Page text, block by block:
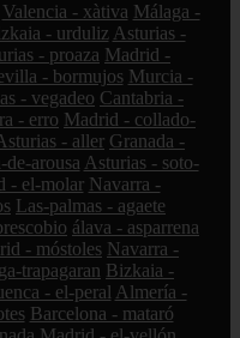
Valencia - xàtiva Málaga -
- urduliz Asturias -
- proaza Madrid -
- bormujos Murcia -
- vegadeo Cantabria -
- erro Madrid - collado-
- aller Granada -
arousa Asturias - soto-
- el-molar Navarra -
Las-palmas - agaete
álava - asparrena
- móstoles Navarra -
trapagaran Bizkaia -
- el-peral Almería -
Barcelona - mataró